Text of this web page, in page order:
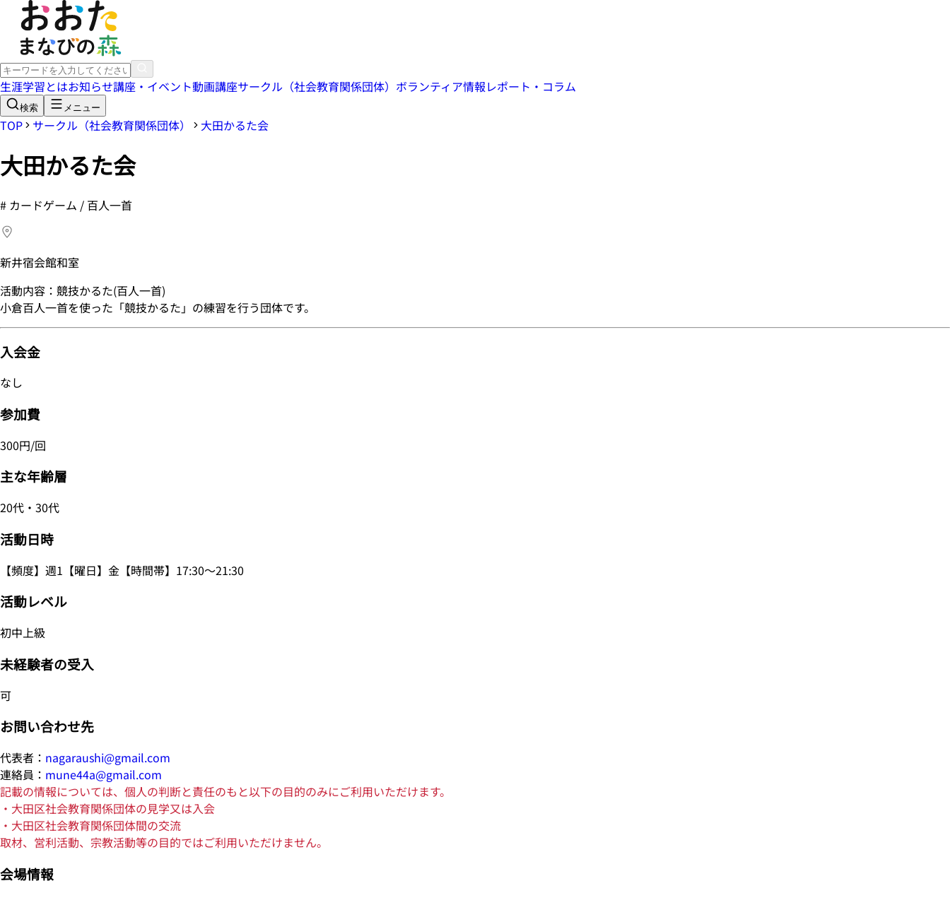
生涯学習とはお知らせ講座・イベント動画講座サークル（社会教育関係団体） ボランティア情報レポート・コラム
検索 メニュー
TOP サークル（社会教育関係団体） 大田かるた会
大田かるた会
# カードゲーム / 百人一首
新井宿会館和室
活動内容：競技かるた(百人一首)
小倉百人一首を使った「競技かるた」の練習を行う団体です。
入会金
なし
参加費
300円/回
主な年齢層
20代・30代
活動日時
【頻度】週1【曜日】金【時間帯】17:30～21:30
活動レベル
初中上級
未経験者の受入
可
お問い合わせ先
代表者： nagaraushi@gmail.com
連絡員： mune44a@gmail.com
記載の情報については、個人の判断と責任のもと以下の目的のみにご利用いただけます。
・大田区社会教育関係団体の見学又は入会
・大田区社会教育関係団体間の交流
取材、営利活動、宗教活動等の目的ではご利用いただけません。
会場情報